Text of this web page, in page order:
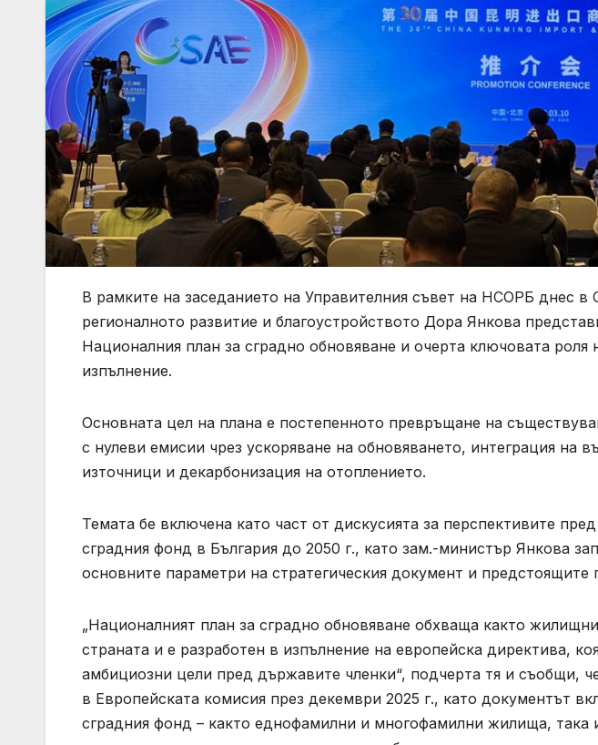
В рамките на заседанието на Управителния съвет на НСОРБ днес в
регионалното развитие и благоустройството Дора Янкова
Националния план за сградно обновяване и очерта ключовата роля
изпълнение.
Основната цел на плана е постепенното превръщане на
с нулеви емисии чрез ускоряване на обновяването, интеграция на
източници и декарбонизация на отоплението.
Темата бе включена като част от дискусията за перспективите
сградния фонд в България до 2050 г., като зам.-министър Янкова
основните параметри на стратегическия документ и предстоящите
„Националният план за сградно обновяване обхваща както
страната и е разработен в изпълнение на европейска директива,
амбициозни цели пред държавите членки“, подчерта тя и съобщи,
в Европейската комисия през декември 2025 г., като документът
сградния фонд – както еднофамилни и многофамилни жилища, така